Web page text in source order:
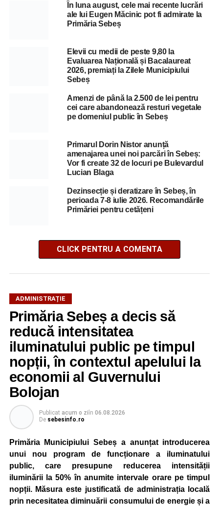
În luna august, cele mai recente lucrări
ale lui Eugen Măcinic pot fi admirate la
Primăria Sebeș
Elevii cu medii de peste 9,80 la
Evaluarea Națională și Bacalaureat
2026, premiați la Zilele Municipiului
Sebeș
Amenzi de până la 2.500 de lei pentru
cei care abandonează resturi vegetale
pe domeniul public în Sebeș
Primarul Dorin Nistor anunță
amenajarea unei noi parcări în Sebeș:
Vor fi create 32 de locuri pe Bulevardul
Lucian Blaga
Dezinsecție și deratizare în Sebeș, în
perioada 7-8 iulie 2026. Recomandările
Primăriei pentru cetățeni
CLICK PENTRU A COMENTA
ADMINISTRAȚIE
Primăria Sebeș a decis să
reducă intensitatea
iluminatului public pe timpul
nopții, în contextul apelului la
economii al Guvernului
Bolojan
Publicat acum o ziîn 06.08.2026
De sebesinfo.ro
Primăria Municipiului Sebeș a anunțat introducerea
unui nou program de funcționare a iluminatului
public, care presupune reducerea intensității
iluminării la 50% în anumite intervale orare pe timpul
nopții. Măsura este justificată de administrația locală
prin necesitatea diminuării consumului de energie și a